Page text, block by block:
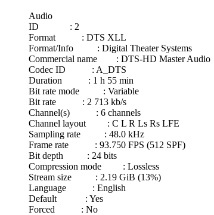
Audio
ID : 2
Format : DTS XLL
Format/Info : Digital Theater Systems
Commercial name : DTS-HD Master Audio
Codec ID : A_DTS
Duration : 1 h 55 min
Bit rate mode : Variable
Bit rate : 2 713 kb/s
Channel(s) : 6 channels
Channel layout : C L R Ls Rs LFE
Sampling rate : 48.0 kHz
Frame rate : 93.750 FPS (512 SPF)
Bit depth : 24 bits
Compression mode : Lossless
Stream size : 2.19 GiB (13%)
Language : English
Default : Yes
Forced : No